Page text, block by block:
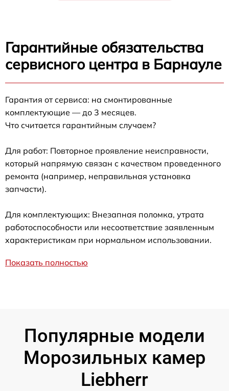
Гарантийные обязательства
сервисного центра в Барнауле
Гарантия от сервиса: на смонтированные
комплектующие — до 3 месяцев.
Что считается гарантийным случаем?
Для работ: Повторное проявление неисправности,
который напрямую связан с качеством проведенного
ремонта (например, неправильная установка
запчасти).
Для комплектующих: Внезапная поломка, утрата
работоспособности или несоответствие заявленным
характеристикам при нормальном использовании.
Показать полностью
Популярные модели
Морозильных камер
Liebherr